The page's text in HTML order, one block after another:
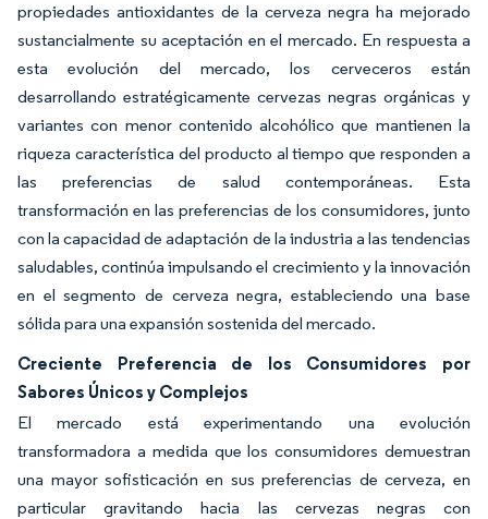
propiedades antioxidantes de la cerveza negra ha mejorado
sustancialmente su aceptación en el mercado. En respuesta a
esta evolución del mercado, los cerveceros están
desarrollando estratégicamente cervezas negras orgánicas y
variantes con menor contenido alcohólico que mantienen la
riqueza característica del producto al tiempo que responden a
las preferencias de salud contemporáneas. Esta
transformación en las preferencias de los consumidores, junto
con la capacidad de adaptación de la industria a las tendencias
saludables, continúa impulsando el crecimiento y la innovación
en el segmento de cerveza negra, estableciendo una base
sólida para una expansión sostenida del mercado.
Creciente Preferencia de los Consumidores por
Sabores Únicos y Complejos
El mercado está experimentando una evolución
transformadora a medida que los consumidores demuestran
una mayor sofisticación en sus preferencias de cerveza, en
particular gravitando hacia las cervezas negras con